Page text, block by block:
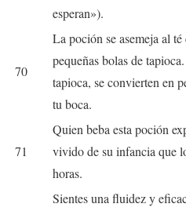
esperan»).
70
La poción se asemeja al
pequeñas bolas de
tapioca, se convierten en
tu boca.
71
Quien beba esta poción
vivido de su infancia que
horas.
Sientes una fluidez y